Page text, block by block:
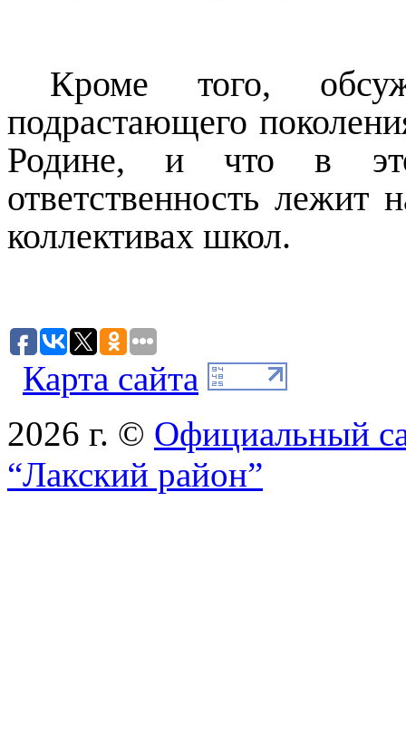
Кроме того,
подрастающего
Родине, и что в
ответственность лежит
коллективах школ.
Карта сайта
2026 г. © Официальный
“Лакский район”